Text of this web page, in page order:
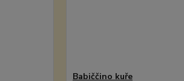
Babiččino kuře